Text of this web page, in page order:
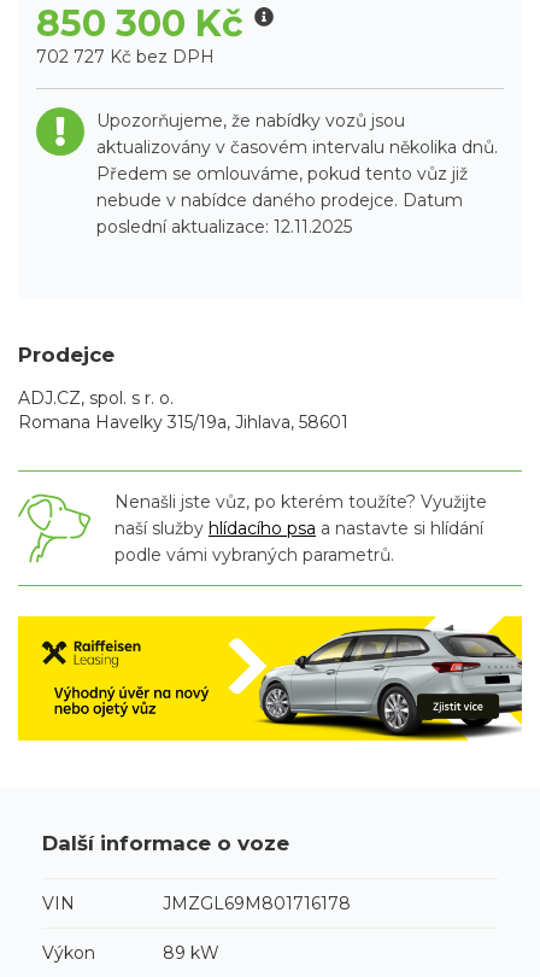
850 300 Kč
702 727 Kč bez DPH
Upozorňujeme, že nabídky vozů jsou
aktualizovány v časovém intervalu několika dnů.
Předem se omlouváme, pokud tento vůz již
nebude v nabídce daného prodejce. Datum
poslední aktualizace: 12.11.2025
Prodejce
ADJ.CZ, spol. s r. o.
Romana Havelky 315/19a, Jihlava, 58601
Nenašli jste vůz, po kterém toužíte? Využijte
naší služby hlídacího psa a nastavte si hlídání
podle vámi vybraných parametrů.
Další informace o voze
VIN JMZGL69M801716178
Výkon 89 kW